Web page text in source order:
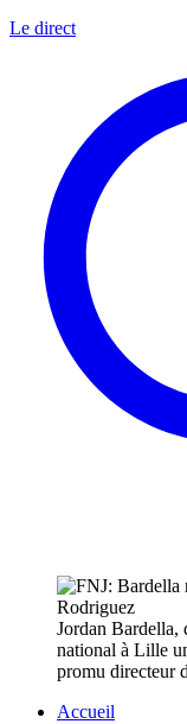
Le direct
Jordan Bardella,
national à Lille
promu directeur
Accueil